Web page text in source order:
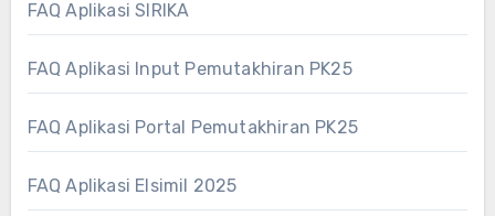
FAQ Aplikasi SIRIKA
FAQ Aplikasi Input Pemutakhiran PK25
FAQ Aplikasi Portal Pemutakhiran PK25
FAQ Aplikasi Elsimil 2025